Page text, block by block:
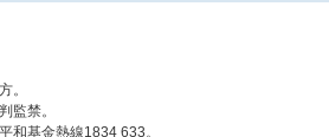
。
監禁。
和基金熱線1834 633。